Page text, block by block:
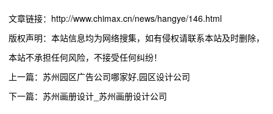
文章链接：http://www.chimax.cn/news/hangye/146.html
版权声明：本站信息均为网络搜集，如有侵权请联系本站及时删除，
本站不承担任何风险，不接受任何纠纷！
上一篇：苏州园区广告公司哪家好,园区设计公司
下一篇：苏州画册设计_苏州画册设计公司